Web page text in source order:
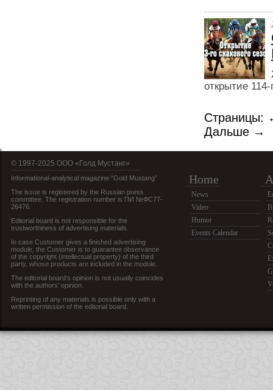
открытие 114-
Страницы:
Дальше →
© 1997-2025 OOO «Голд Мустанг»
Informational-analytical magazine “Gold Mustang”
The issue is registered by the Russian press
committee. The registration number is ПИ №ФС77-
26476.
Editorial board is not responsible for the
trustworthiness of advertising materials.
In case Customer gives a finished advertising
module, the Customer is to guarantee observance
of the copyright (intellectual property) of the third
party, whose products are included in the module.
The editorial board’s opinion is not usually coincides
with the authors’ opinion.
Reprinting of any materials is possible only with a
written permission of the editorial board.
Home
News
Video
Humor
Events Calendar